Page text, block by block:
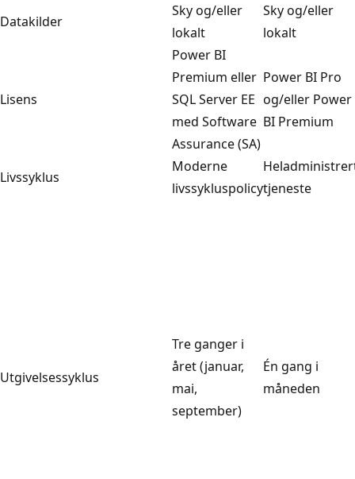
Datakilder
Sky og/eller
lokalt
Sky og/eller
lokalt
Lisens
Power BI
Premium eller
SQL Server EE
med Software
Assurance (SA)
Power BI Pro
og/eller Power
BI Premium
Livssyklus
Moderne
livssykluspolicytjeneste
Utgivelsessyklus
Tre ganger i
året (januar,
mai,
september)
Én gang i
måneden